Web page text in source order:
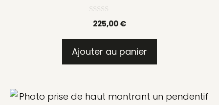
r
5
225,00€
Ajouter au panier